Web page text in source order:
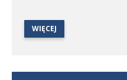
WIĘCEJ